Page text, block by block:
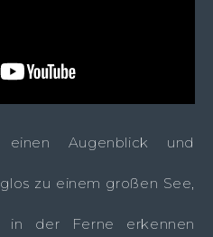
Augenblick und
zu einem großen See,
in der Ferne erkennen